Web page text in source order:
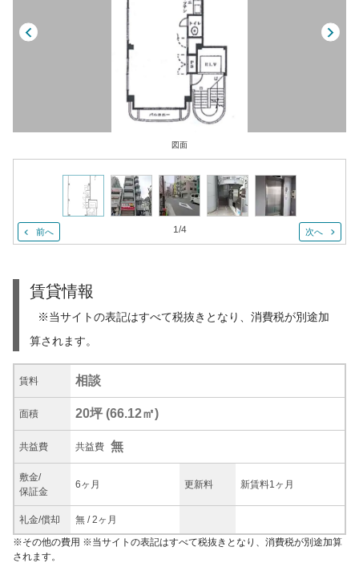
図面
前へ 1/4 次へ
賃貸情報
※当サイトの表記はすべて税抜きとなり、消費税が別途加
算されます。
賃料 相談
面積 20坪 (66.12㎡)
共益費 共益費 無
敷金/
保証金
6ヶ月 更新料 新賃料1ヶ月
礼金/償却 無 /2ヶ月
※その他の費用 ※当サイトの表記はすべて税抜きとなり、消費税が別途加算
されます。